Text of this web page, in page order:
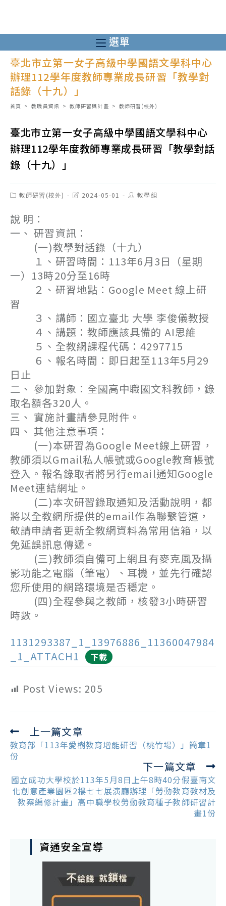
至
主
內
選單
臺北市立第一女子高級中學國語文學科中心
辦理112學年度教師專業成長研習「教學對
話錄（十九）」
首頁 > 教職員資訊 > 教師研習與計畫 > 教師研習(校外)
臺北市立第一女子高級中學國語文學科中心
辦理112學年度教師專業成長研習「教學對話
錄（十九）」
Post教師研習(校外)
Post2024-05-01
Post教學組
說 明：
一、 研習資訊：
(一)教學對話錄（十九）
１、研習時間：113年6月3日（星期
一）13時20分至16時
２、研習地點：Google Meet 線上研
習
３、講師：國立臺北 大學 李俊儀教授
４、講題：教師應該具備的 AI思維
５、全教網課程代碼：4297715
６、報名時間：即日起至113年5月29
日止
二、 參加對象：全國高中職國文科教師，錄
取名額各320人。
三、 實施計畫請參見附件。
四、 其他注意事項：
(一)本研習為Google Meet線上研習，
教師須以Gmail私人帳號或Google教育帳號
登入。報名錄取者將另行email通知Google
Meet連結網址。
(二)本次研習錄取通知及活動說明，都
將以全教網所提供的email作為聯繫管道，
敬請申請者更新全教網資料為常用信箱，以
免延誤訊息傳遞。
(三)教師須自備可上網且有麥克風及攝
影功能之電腦（筆電）、耳機，並先行確認
您所使用的網路環境是否穩定。
(四)全程參與之教師，核發3小時研習
時數。
1131293387_1_13976886_11360047984
_1_ATTACH1
下載
Post Views: 205
Read
more
articles
上一篇文章
教育部「113年愛樹教育增能研習（桃竹場）」簡章1
份
下一篇文章
國立成功大學校於113年5月8日上午8時40分假臺南文
化創意產業園區2樓七七展演廳辦理「勞動教育教材及
教案編修計畫」高中職學校勞動教育種子教師研習計
畫1份
資通安全宣導